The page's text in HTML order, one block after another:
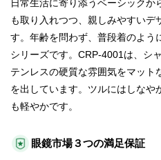
眼鏡市場３つの満足保証
日常生活に寄り添うベーシック
も取り入れつつ、親しみやすいデ
す。年齢を問わず、普段着のよう
シリーズです。CRP-4001は、シ
テンレスの硬質な雰囲気をマット
を出しています。ツルにはしなや
も軽やかです。